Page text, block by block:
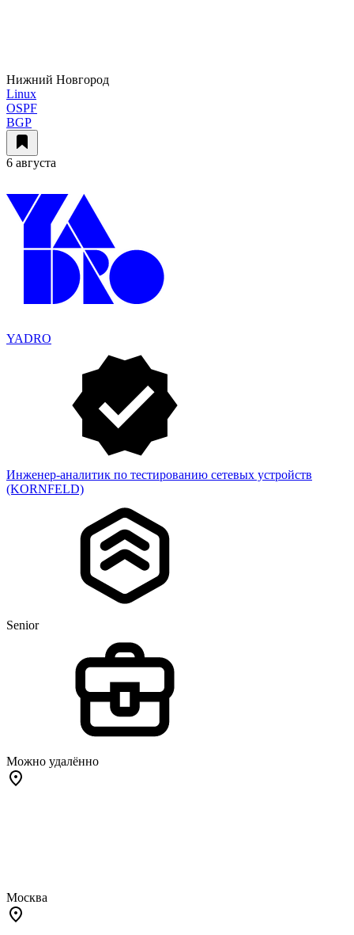
Нижний Новгород
Linux
OSPF
BGP
6 августа
YADRO
Инженер-аналитик по тестированию сетевых устройств
(KORNFELD)
Senior
Можно удалённо
Москва